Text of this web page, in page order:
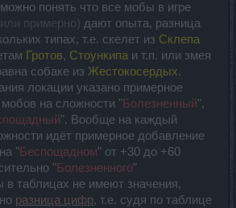
понять что все мобы в игре
примерно) дают опыта, разница
типах, т.е. скелет из Склепа
Гротов, Стоункипа и т.п. или змея
собаке из Жестокосердых.
локации указано примерное
мобов на сложности "Болезненный",
". Вообще на каждый
идёт примерное добавление
"Беспощадном" от +30 до +60
"Болезненного"
таблицах не имеют значения,
разница цифр, т.е. судя по таблице